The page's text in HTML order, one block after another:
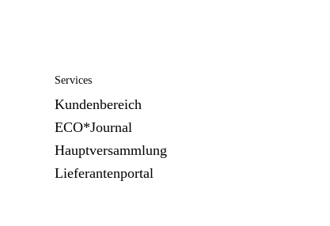
Services
Kundenbereich
ECO*Journal
Hauptversammlung
Lieferantenportal